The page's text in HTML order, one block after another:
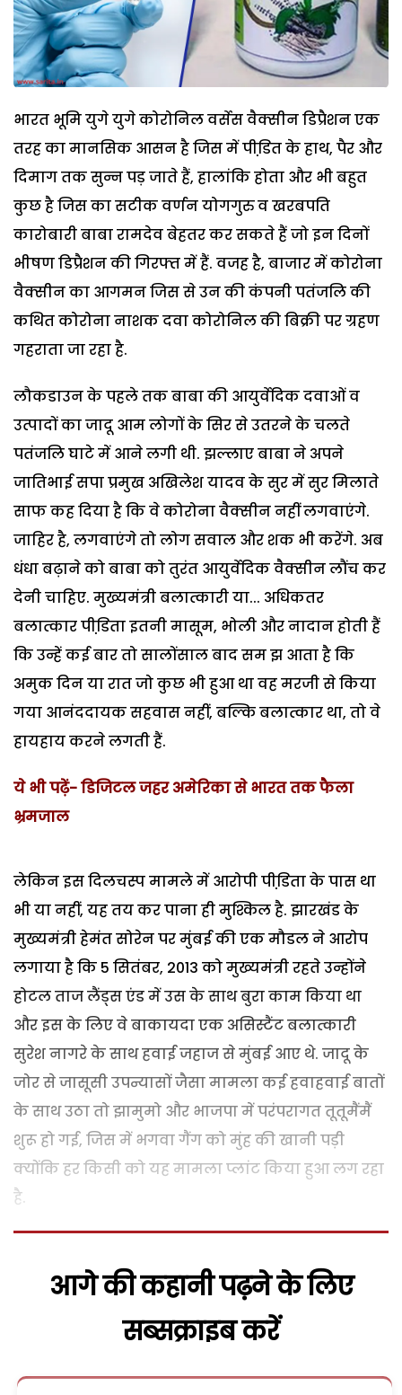
भारत भूमि युगे युगे कोरोनिल वर्सेस वैक्सीन डिप्रैशन एक
तरह का मानसिक आसन है जिस में पीडि़त के हाथ, पैर और
दिमाग तक सुन्न पड़ जाते हैं, हालांकि होता और भी बहुत
कुछ है जिस का सटीक वर्णन योगगुरु व खरबपति
कारोबारी बाबा रामदेव बेहतर कर सकते हैं जो इन दिनों
भीषण डिप्रैशन की गिरफ्त में हैं. वजह है, बाजार में कोरोना
वैक्सीन का आगमन जिस से उन की कंपनी पतंजलि की
कथित कोरोना नाशक दवा कोरोनिल की बिक्री पर ग्रहण
गहराता जा रहा है.
लौकडाउन के पहले तक बाबा की आयुर्वेदिक दवाओं व
उत्पादों का जादू आम लोगों के सिर से उतरने के चलते
पतंजलि घाटे में आने लगी थी. झल्लाए बाबा ने अपने
जातिभाई सपा प्रमुख अखिलेश यादव के सुर में सुर मिलाते
साफ कह दिया है कि वे कोरोना वैक्सीन नहीं लगवाएंगे.
जाहिर है, लगवाएंगे तो लोग सवाल और शक भी करेंगे. अब
धंधा बढ़ाने को बाबा को तुरंत आयुर्वेदिक वैक्सीन लौंच कर
देनी चाहिए. मुख्यमंत्री बलात्कारी या... अधिकतर
बलात्कार पीडि़ता इतनी मासूम, भोली और नादान होती हैं
कि उन्हें कई बार तो सालोंसाल बाद सम झ आता है कि
अमुक दिन या रात जो कुछ भी हुआ था वह मरजी से किया
गया आनंददायक सहवास नहीं, बल्कि बलात्कार था, तो वे
हायहाय करने लगती हैं.
ये भी पढ़ें- डिजिटल जहर अमेरिका से भारत तक फैला
भ्रमजाल
लेकिन इस दिलचस्प मामले में आरोपी पीडि़ता के पास था
भी या नहीं, यह तय कर पाना ही मुश्किल है. झारखंड के
मुख्यमंत्री हेमंत सोरेन पर मुंबई की एक मौडल ने आरोप
लगाया है कि 5 सितंबर, 2013 को मुख्यमंत्री रहते उन्होंने
होटल ताज लैंड्स एंड में उस के साथ बुरा काम किया था
और इस के लिए वे बाकायदा एक असिस्टैंट बलात्कारी
सुरेश नागरे के साथ हवाई जहाज से मुंबई आए थे. जादू के
जोर से जासूसी उपन्यासों जैसा मामला कई हवाहवाई बातों
के साथ उठा तो झामुमो और भाजपा में परंपरागत तूतूमैंमैं
शुरू हो गई, जिस में भगवा गैंग को मुंह की खानी पड़ी
क्योंकि हर किसी को यह मामला प्लांट किया हुआ लग रहा
है.
आगे की कहानी पढ़ने के लिए
सब्सक्राइब करें